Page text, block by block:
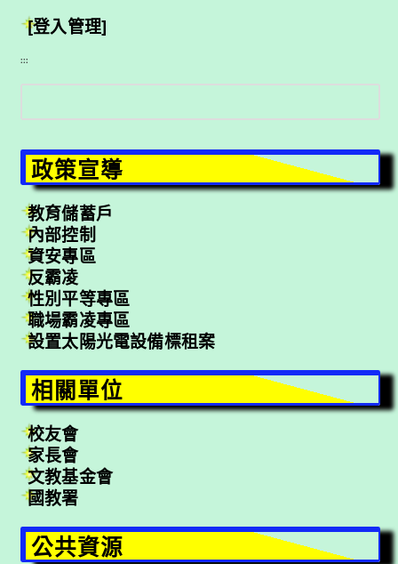
[登入管理]
:::
搜
尋
政策宣導
教育儲蓄戶
內部控制
資安專區
反霸凌
性別平等專區
職場霸凌專區
設置太陽光電設備標租案
相關單位
校友會
家長會
文教基金會
國教署
公共資源